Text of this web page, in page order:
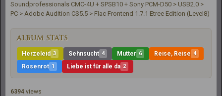
Soundprofessionals CMC-4U + SPSB10 + Sony PCM-D50 > USB2.0 >
PC > Adobe Audition CS5.5 > Flac Frontend 1.7.1 Etree Edition (Level8)
ALBUM STATS
Herzeleid 3 Sehnsucht 4 Mutter 6 Reise, Reise 4
Rosenrot 1 Liebe ist für alle da 2
6394 views